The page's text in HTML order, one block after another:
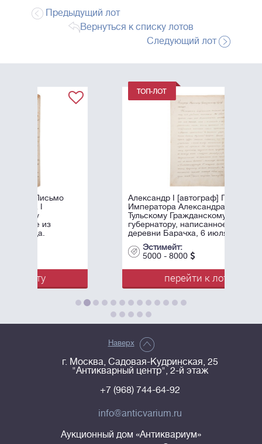
Предыдущий лот
Вернуться к списку лотов
Следующий лот
Александр I [автограф] Письмо
Императора Александра I
Тульскому Гражданскому
губернатору, написанное из
деревни Барачха, 6 июля 1812
перейти к лоту
Наверх
г. Москва, Садовая-Кудринская, 25
"Антикварный центр", 2-й этаж
+7 (968) 744-64-92
info@anticvarium.ru
Аукционный дом «Антиквариум»